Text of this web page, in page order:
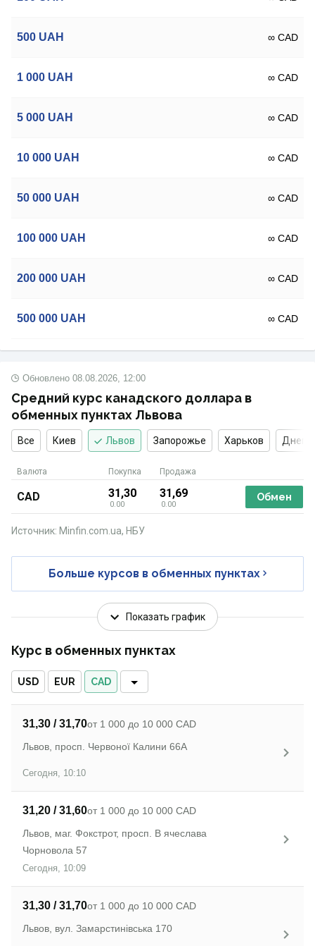
500 UAH ∞ CAD
1 000 UAH ∞ CAD
5 000 UAH ∞ CAD
10 000 UAH ∞ CAD
50 000 UAH ∞ CAD
100 000 UAH ∞ CAD
200 000 UAH ∞ CAD
500 000 UAH ∞ CAD
Средний курс канадского доллара в
обменных пунктах Львова
Обновлено 08.08.2026, 12:00
Все Киев Львов Запорожье Харьков Днепр
Валюта Покупка Продажа
CAD 31,30
0.00
31,69
0.00
Обмен
Больше курсов в обменных пунктах
Источник: Minfin.com.ua, НБУ
Показать график
Курс в обменных пунктах
USD EUR CAD
31,30 / 31,70от 1 000 до 10 000 CAD
Львов, просп. Червоної Калини 66А
Сегодня, 10:10
31,20 / 31,60от 1 000 до 10 000 CAD
Львов, маг. Фокстрот, просп. В ячеслава
Чорновола 57
Сегодня, 10:09
31,30 / 31,70от 1 000 до 10 000 CAD
Львов, вул. Замарстинівська 170